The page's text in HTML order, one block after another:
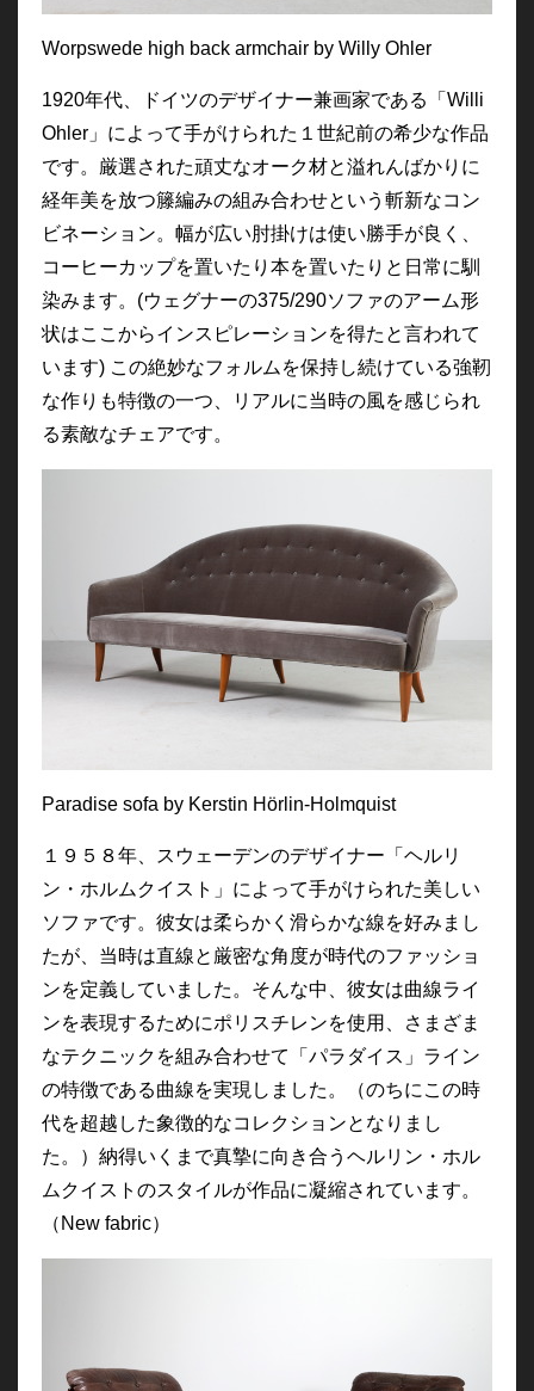
Worpswede high back armchair by Willy Ohler
1920年代、ドイツのデザイナー兼画家である「Willi
Ohler」によって手がけられた１世紀前の希少な作品
です。厳選された頑丈なオーク材と溢れんばかりに
経年美を放つ籐編みの組み合わせという斬新なコン
ビネーション。幅が広い肘掛けは使い勝手が良く、
コーヒーカップを置いたり本を置いたりと日常に馴
染みます。(ウェグナーの375/290ソファのアーム形
状はここからインスピレーションを得たと言われて
います) この絶妙なフォルムを保持し続けている強靭
な作りも特徴の一つ、リアルに当時の風を感じられ
る素敵なチェアです。
Paradise sofa by Kerstin Hörlin-Holmquist
１９５８年、スウェーデンのデザイナー「ヘルリ
ン・ホルムクイスト」によって手がけられた美しい
ソファです。彼女は柔らかく滑らかな線を好みまし
たが、当時は直線と厳密な角度が時代のファッショ
ンを定義していました。そんな中、彼女は曲線ライ
ンを表現するためにポリスチレンを使用、さまざま
なテクニックを組み合わせて「パラダイス」ライン
の特徴である曲線を実現しました。（のちにこの時
代を超越した象徴的なコレクションとなりまし
た。）納得いくまで真摯に向き合うヘルリン・ホル
ムクイストのスタイルが作品に凝縮されています。
（New fabric）